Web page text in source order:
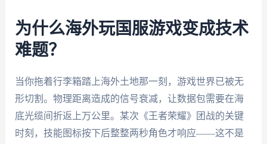
为什么海外玩国服游戏变成技术
难题？
当你拖着行李箱踏上海外土地那一刻，游戏世界已被无
形切割。物理距离造成的信号衰减，让数据包需要在海
底光缆间折返上万公里。某次《王者荣耀》团战的关键
时刻，技能图标按下后整整两秒角色才响应——这不是